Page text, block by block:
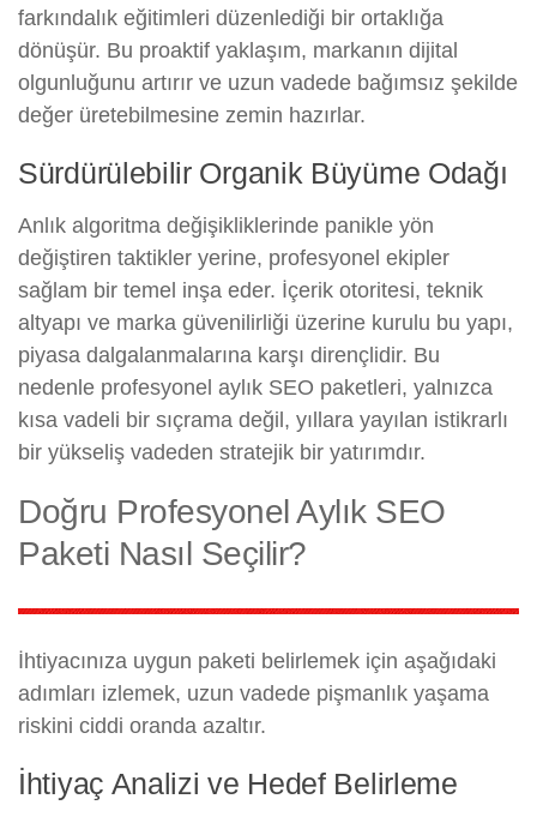
farkındalık eğitimleri düzenlediği bir ortaklığa
dönüşür. Bu proaktif yaklaşım, markanın dijital
olgunluğunu artırır ve uzun vadede bağımsız şekilde
değer üretebilmesine zemin hazırlar.
Sürdürülebilir Organik Büyüme Odağı
Anlık algoritma değişikliklerinde panikle yön
değiştiren taktikler yerine, profesyonel ekipler
sağlam bir temel inşa eder. İçerik otoritesi, teknik
altyapı ve marka güvenilirliği üzerine kurulu bu yapı,
piyasa dalgalanmalarına karşı dirençlidir. Bu
nedenle profesyonel aylık SEO paketleri, yalnızca
kısa vadeli bir sıçrama değil, yıllara yayılan istikrarlı
bir yükseliş vadeden stratejik bir yatırımdır.
Doğru Profesyonel Aylık SEO
Paketi Nasıl Seçilir?
İhtiyacınıza uygun paketi belirlemek için aşağıdaki
adımları izlemek, uzun vadede pişmanlık yaşama
riskini ciddi oranda azaltır.
İhtiyaç Analizi ve Hedef Belirleme